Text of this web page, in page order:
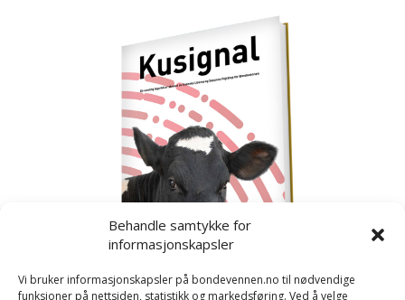
Behandle samtykke for
informasjonskapsler
Vi bruker informasjonskapsler på bondevennen.no til nødvendige
funksjoner på nettsiden, statistikk og markedsføring. Ved å velge